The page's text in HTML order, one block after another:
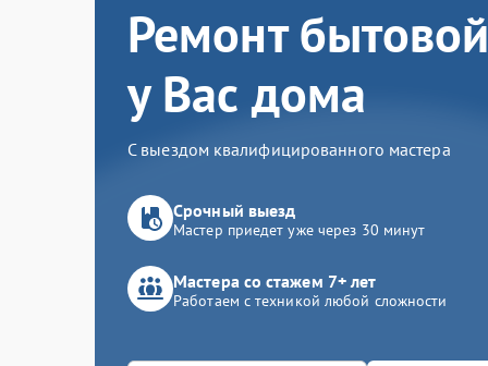
Ремонт
у Вас дома
С выездом квалифицированного мастера
Срочный выезд
Мастер приедет уже через 30 минут
Мастера со стажем 7+ лет
Работаем с техникой любой сложности